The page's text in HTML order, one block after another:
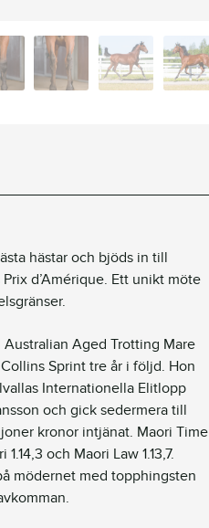
hästar och bjöds in till
d’Amérique. Ett unikt möte
Aged Trotting Mare
Sprint tre år i följd. Hon
Internationella Elitlopp
och gick sedermera till
kronor intjänat. Maori Time
och Maori Law 1.13,7.
mödernet med topphingsten